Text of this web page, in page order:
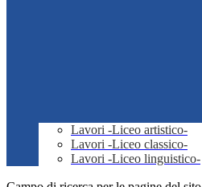
Lavori -Liceo artistico-
Lavori -Liceo classico-
Lavori -Liceo linguistico-